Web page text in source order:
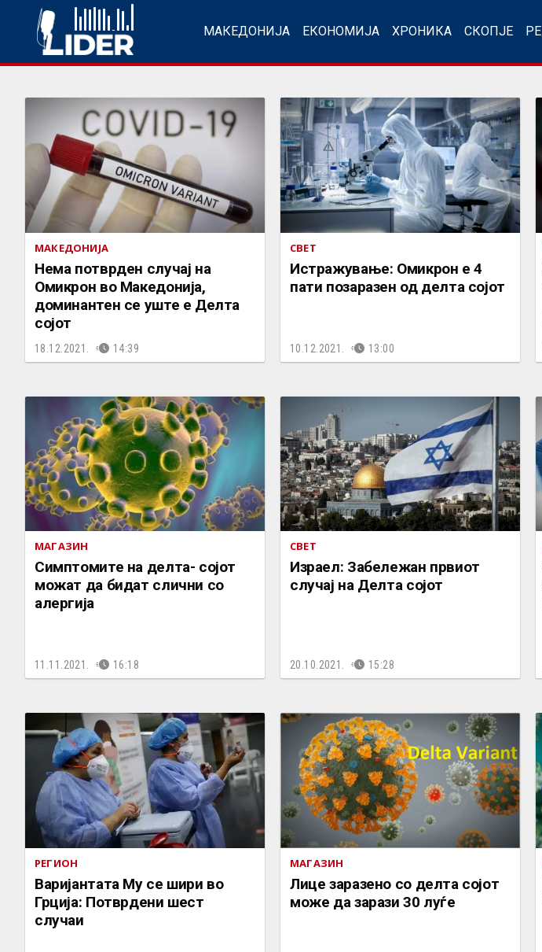
МАКЕДОНИЈА ЕКОНОМИЈА ХРОНИКА СКОПЈЕ
МАКЕДОНИЈА
Нема потврден случај на
Омикрон во Македонија,
доминантен се уште е Делта
сојот
18.12.2021. 14:39
СВЕТ
Истражување: Омикрон е 4
пати позаразен од делта сојот
10.12.2021. 13:00
МАГАЗИН
Симптомите на делта- сојот
можат да бидат слични со
алергија
11.11.2021. 16:18
СВЕТ
Израел: Забележан првиот
случај на Делта сојот
20.10.2021. 15:28
РЕГИОН
Варијантата Му се шири во
Грција: Потврдени шест
случаи
МАГАЗИН
Лице заразено со делта сојот
може да зарази 30 луѓе